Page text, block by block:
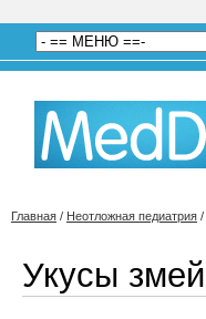
Главная / Неотложная педиатрия /
Укусы змей